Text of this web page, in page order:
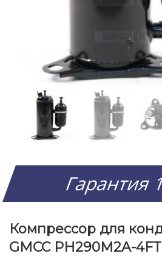
Гарантия
Компрессор для
GMCC PH290M2A-